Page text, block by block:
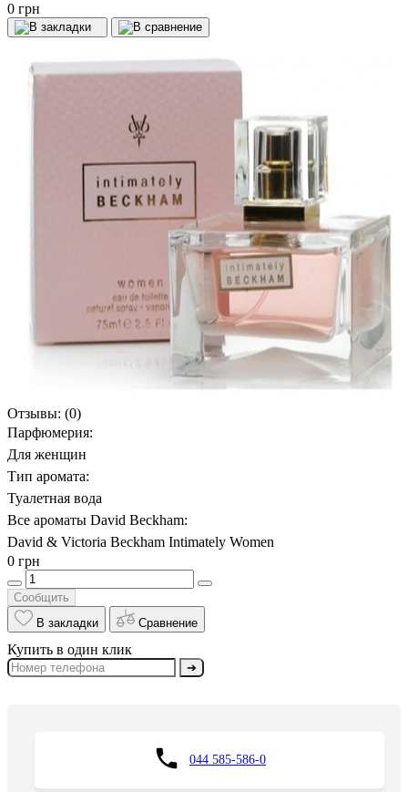
0 грн
Отзывы: (0)
Парфюмерия:
Для женщин
Тип аромата:
Туалетная вода
Все ароматы David Beckham:
David & Victoria Beckham Intimately Women
0 грн
Сообщить
В закладки
Сравнение
Купить в один клик
➔
044 585-586-0